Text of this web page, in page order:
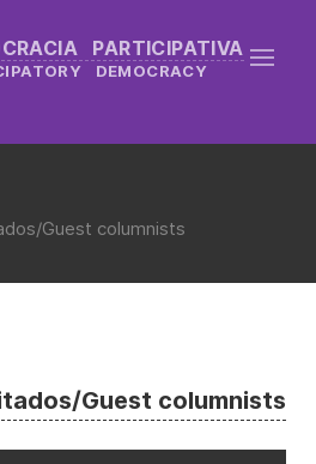
PARTICIPATIVA
DEMOCRACY
Guest columnists
Guest columnists